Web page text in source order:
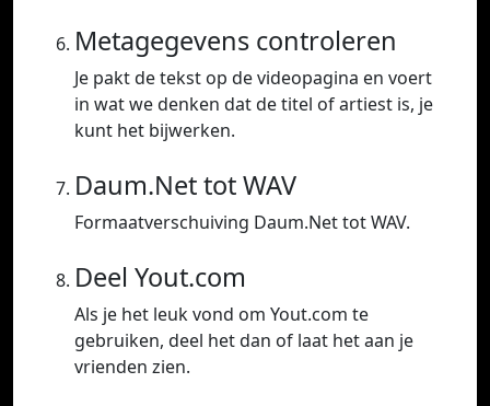
Metagegevens controleren
Je pakt de tekst op de videopagina en voert
in wat we denken dat de titel of artiest is, je
kunt het bijwerken.
Daum.Net tot WAV
Formaatverschuiving Daum.Net tot WAV.
Deel Yout.com
Als je het leuk vond om Yout.com te
gebruiken, deel het dan of laat het aan je
vrienden zien.